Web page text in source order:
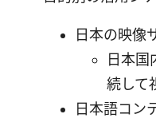
日本の映像
日本国
続して
日本語コン